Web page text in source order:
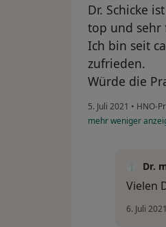
Dr. Schicke
top und sehr
Ich bin seit
zufrieden.
Würde die
5. Juli 2021 • HNO-
mehrweniger
Dr.
Vielen
6. Juli 2021